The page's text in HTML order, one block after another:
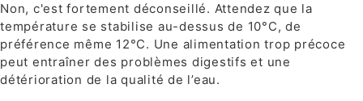
Non, c'est fortement déconseillé. Attendez que la
température se stabilise au-dessus de 10°C, de
préférence même 12°C. Une alimentation trop précoce
peut entraîner des problèmes digestifs et une
détérioration de la qualité de l’eau.